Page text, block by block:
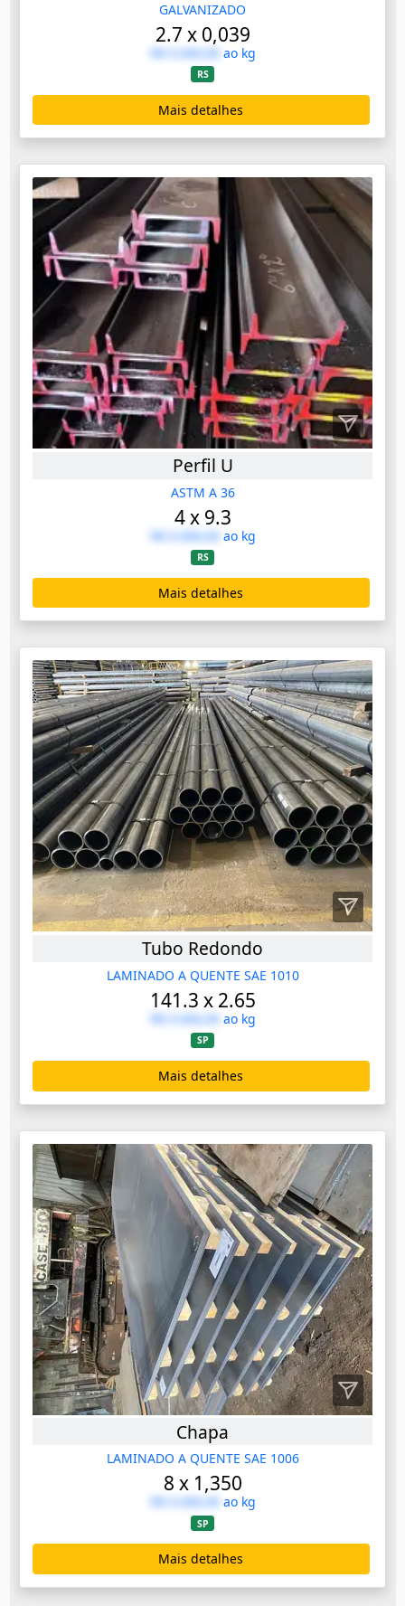
GALVANIZADO
2.7 x 0,039
R$ 0.000,00 ao kg
RS
Mais detalhes
Perfil U
ASTM A 36
4 x 9.3
R$ 0.000,00 ao kg
RS
Mais detalhes
Tubo Redondo
LAMINADO A QUENTE SAE 1010
141.3 x 2.65
R$ 0.000,00 ao kg
SP
Mais detalhes
Chapa
LAMINADO A QUENTE SAE 1006
8 x 1,350
R$ 0.000,00 ao kg
SP
Mais detalhes